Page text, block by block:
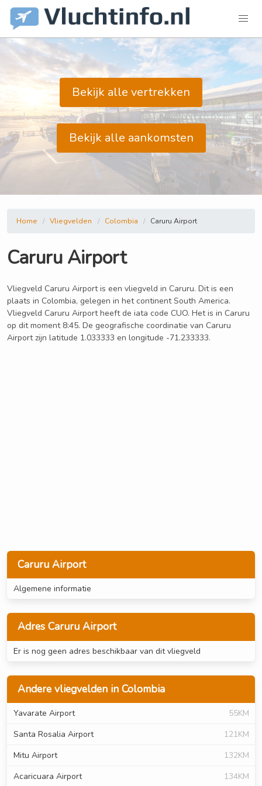
Bekijk alle vertrekken
Bekijk alle aankomsten
Caruru Airport
Algemene informatie
Adres Caruru Airport
Er is nog geen adres beschikbaar van dit vliegveld
Andere vliegvelden in Colombia
Yavarate Airport
55KM
Santa Rosalia Airport
121KM
Mitu Airport
132KM
Acaricuara Airport
134KM
Home Vliegvelden Colombia Caruru Airport
Caruru Airport
Vliegveld Caruru Airport is een vliegveld in Caruru. Dit is een
plaats in Colombia, gelegen in het continent South America.
Vliegveld Caruru Airport heeft de iata code CUO. Het is in Caruru
op dit moment 8:45. De geografische coordinatie van Caruru
Airport zijn latitude 1.033333 en longitude -71.233333.